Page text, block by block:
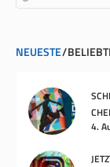
NEUESTE
4.